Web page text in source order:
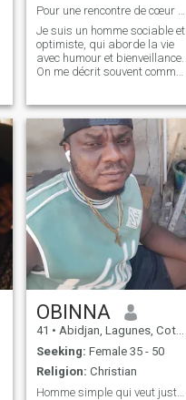
Je suis un homme sociable et
optimiste, qui aborde la vie
avec humour et bienveillance.
On me décrit souvent comme
partager des moments
empreints de romantisme et
de complicité. Je recherche
une femme
OBINNA
41 • Abidjan, Lagunes, Cote d'Ivoire
Seeking: Female 35 - 50
Religion: Christian
Homme simple qui veut juste vivre la paix